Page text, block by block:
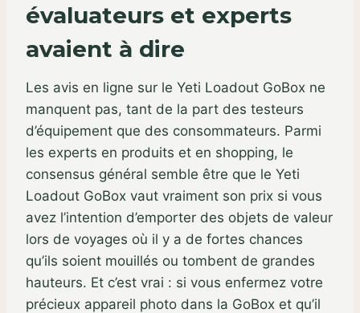
évaluateurs et experts
avaient à dire
Les avis en ligne sur le Yeti Loadout GoBox ne
manquent pas, tant de la part des testeurs
d’équipement que des consommateurs. Parmi
les experts en produits et en shopping, le
consensus général semble être que le Yeti
Loadout GoBox vaut vraiment son prix si vous
avez l’intention d’emporter des objets de valeur
lors de voyages où il y a de fortes chances
qu’ils soient mouillés ou tombent de grandes
hauteurs. Et c’est vrai : si vous enfermez votre
précieux appareil photo dans la GoBox et qu’il